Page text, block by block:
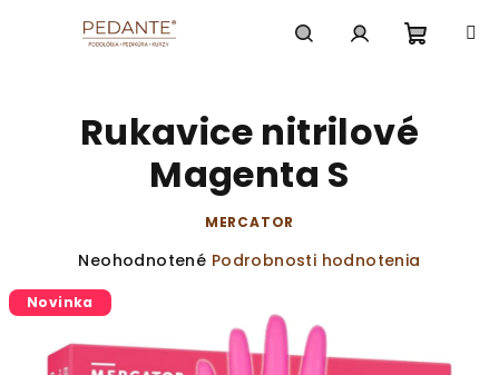
košík
Rukavice nitrilové
Magenta S
MERCATOR
Priemerné
produktu
0,0
Neohodnotené Podrobnosti hodnotenia
Novinka